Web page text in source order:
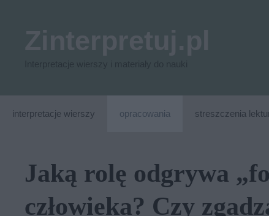
interpretacje wierszy opracowania streszczenia
Jaką rolę odgrywa
człowieka? Czy